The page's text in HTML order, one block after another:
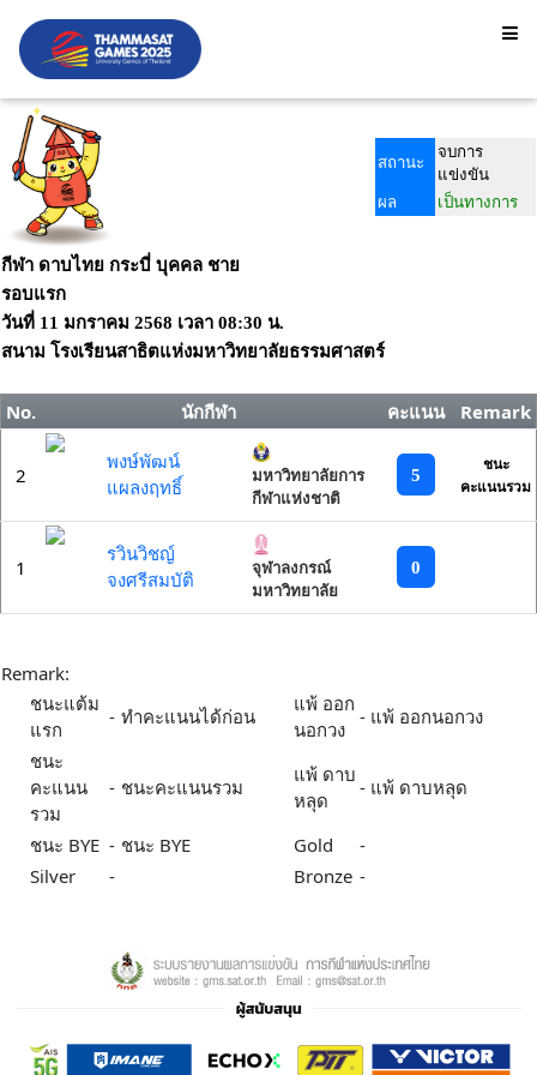
สถานะ
จบการ
แข่งขัน
ผล
เป็นทางการ
กีฬา ดาบไทย กระบี่ บุคคล ชาย
รอบแรก
วันที่ 11 มกราคม 2568 เวลา 08:30 น.
สนาม โรงเรียนสาธิตแห่งมหาวิทยาลัยธรรมศาสตร์
No. นักกีฬา คะแนน Remark
2
พงษ์พัฒน์
แผลงฤทธิ์
มหาวิทยาลัยการ
กีฬาแห่งชาติ
5
ชนะ
คะแนนรวม
1
รวินวิชญ์
จงศรีสมบัติ
จุฬาลงกรณ์
มหาวิทยาลัย
0
Remark:
ชนะแต้ม
แรก
- ทำคะแนนได้ก่อน
แพ้ ออก
นอกวง
- แพ้ ออกนอกวง
ชนะ
คะแนน
รวม
- ชนะคะแนนรวม
แพ้ ดาบ
หลุด
- แพ้ ดาบหลุด
ชนะ BYE - ชนะ BYE Gold
-
Silver
- Bronze -